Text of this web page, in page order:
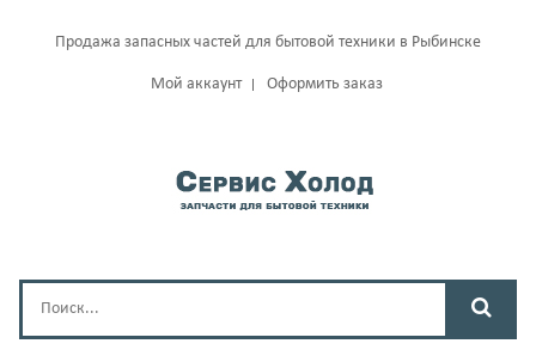
Продажа запасных частей для бытовой техники в Рыбинске
Мой аккаунт Оформить заказ